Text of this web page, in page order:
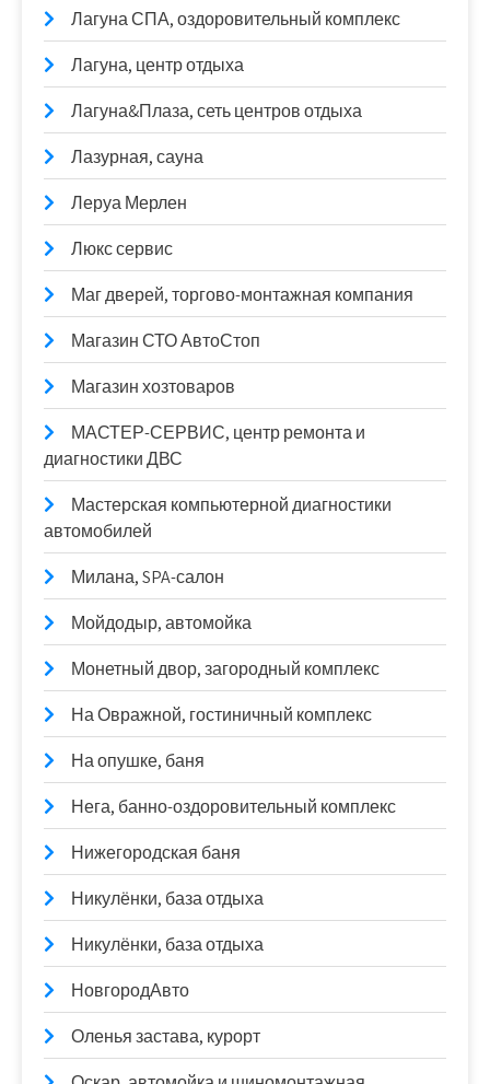
Лагуна СПА, оздоровительный комплекс
Лагуна, центр отдыха
Лагуна&Плаза, сеть центров отдыха
Лазурная, сауна
Леруа Мерлен
Люкс сервис
Маг дверей, торгово-монтажная компания
Магазин СТО АвтоСтоп
Магазин хозтоваров
МАСТЕР-СЕРВИС, центр ремонта и
диагностики ДВС
Мастерская компьютерной диагностики
автомобилей
Милана, SPA-салон
Мойдодыр, автомойка
Монетный двор, загородный комплекс
На Овражной, гостиничный комплекс
На опушке, баня
Нега, банно-оздоровительный комплекс
Нижегородская баня
Никулёнки, база отдыха
Никулёнки, база отдыха
НовгородАвто
Оленья застава, курорт